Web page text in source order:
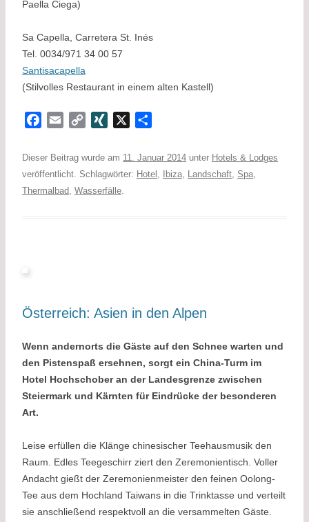
Paella Ciega)
Sa Capella, Carretera St. Inés
Tel. 0034/971 34 00 57
Santisacapella
(Stilvolles Restaurant in einem alten Kastell)
e
a
G
Dieser Beitrag wurde am 11. Januar 2014 unter Hotels & Lodges
veröffentlicht. Schlagwörter: Hotel Ibiza Landschaft Spa
Thermalbad Wasserfälle
Österreich: Asien in den Alpen
Wenn andernorts die Gäste auf den Schnee warten und
den Pistenspaß ersehnen, sorgt ein China-Turm im
Hotel Hochschober an der Landesgrenze zwischen
Steiermark und Kärnten für Eindrücke der besonderen
Art.
Leise erfüllen die Klänge chinesischer Teehausmusik den
Raum. Edles Teegeschirr ziert den Zeremonientisch. Voller
Andacht gießt der Zeremonienmeister den feinen Oolong-
Tee aus dem Hochland Taiwans in die Trinktasse und verteilt
sie anschließend respektvoll an die versammelten Gäste.